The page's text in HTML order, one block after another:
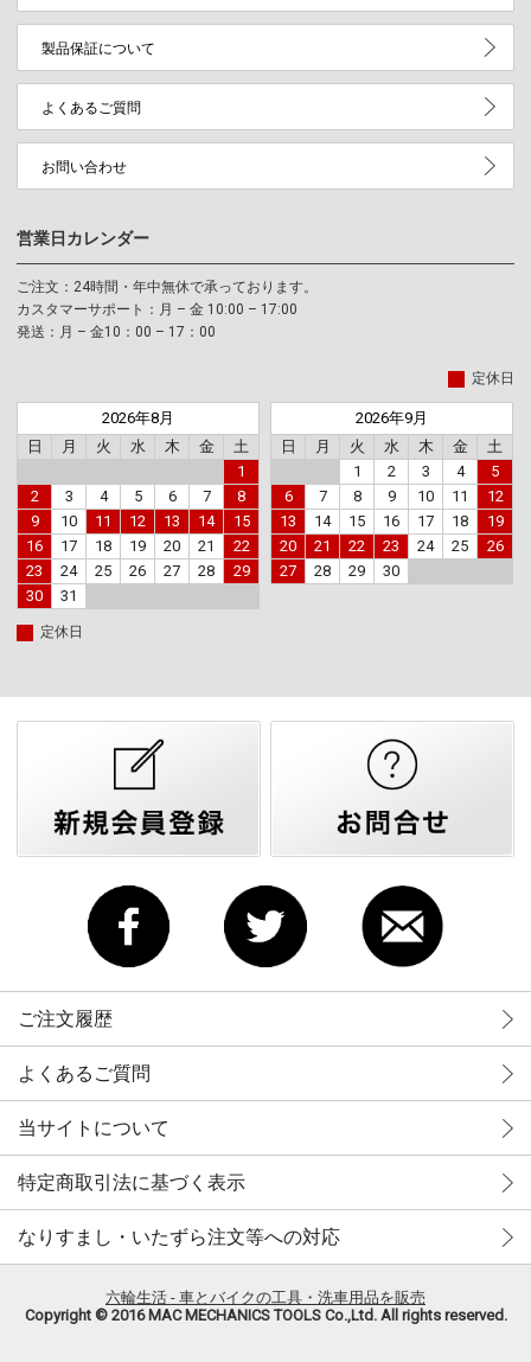
製品保証について
よくあるご質問
お問い合わせ
営業日カレンダー
ご注文：24時間・年中無休で承っております。
カスタマーサポート：月 – 金 10:00 – 17:00
発送：月 – 金10：00 – 17：00
定休日
2026年8月
日
月 火 水 木 金
土
1
2
3 4 5 6 7
8
9
10 11 12 13 14
15
16
17 18 19 20 21
22
23
24 25 26 27 28
29
30
31
2026年9月
日
月 火 水 木 金
土
1
2 3 4
5
6
7 8 9 10 11
12
13
14 15 16 17 18
19
20
21 22 23 24 25
26
27
28 29 30
定休日
ご注文履歴
よくあるご質問
当サイトについて
特定商取引法に基づく表示
なりすまし・いたずら注文等への対応
六輪生活 - 車とバイクの工具・洗車用品を販売
Copyright © 2016 MAC MECHANICS TOOLS Co.,Ltd. All rights reserved.